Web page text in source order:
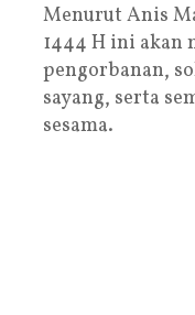
Menurut Anis
1444 H ini akan
pengorbanan,
sayang, serta
sesama.